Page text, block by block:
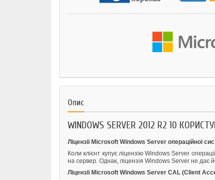
Опис
WINDOWS SERVER 2012 R2 10
Ліцензії Microsoft Windows Server операційної
Коли клієнт купує ліцензію Windows Server
на сервер. Однак, ліцензія Windows Server не дає
Ліцензії Microsoft Windows Server CAL (Client